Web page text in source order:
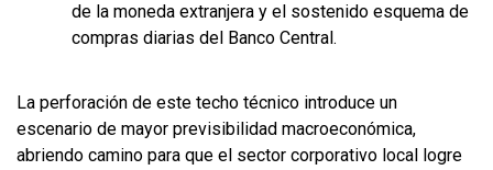
de la moneda extranjera y el sostenido esquema de
compras diarias del Banco Central.
La perforación de este techo técnico introduce un
escenario de mayor previsibilidad macroeconómica,
abriendo camino para que el sector corporativo local logre